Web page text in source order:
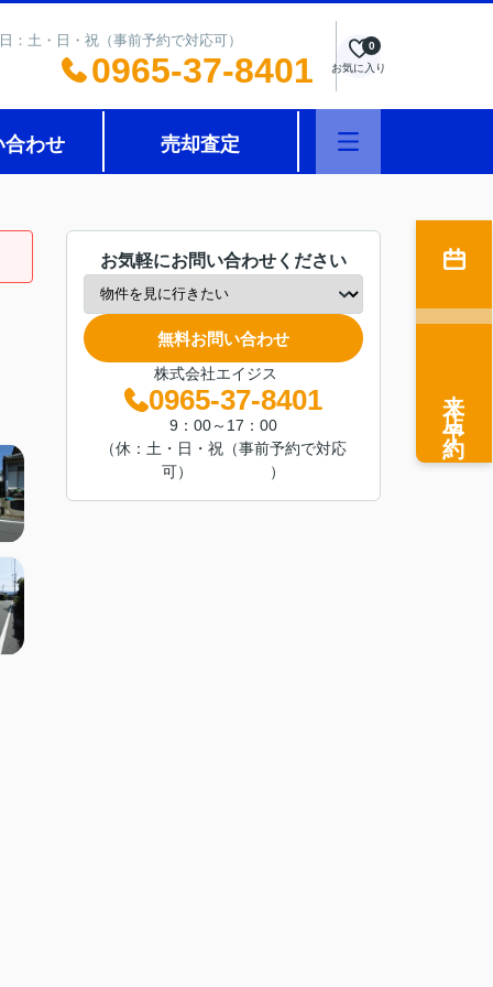
日：土・日・祝（事前予約で対応可）
0965-37-8401 お気に入り
0
合わせ 売却査定
お気軽にお問い合わせください
無料お問い合わせ
株式会社エイジス
0965-37-8401
9：00～17：00
（休：土・日・祝（事前予約で対応
可） ）
来店予約